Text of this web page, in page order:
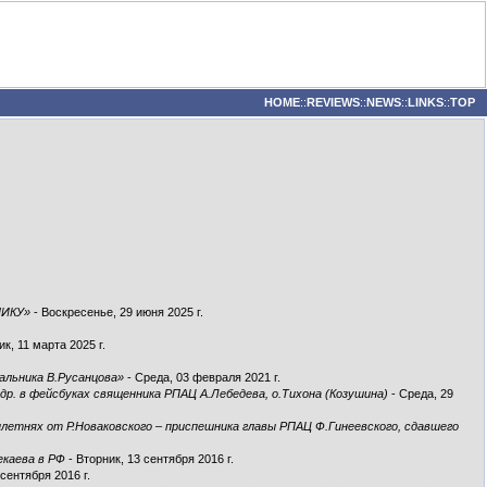
HOME::REVIEWS::NEWS::LINKS::TOP
- Воскресенье, 29 июня 2025 г.
11 марта 2025 г.
В.Русанцова» - Среда, 03 февраля 2021 г.
в фейсбуках священника РПАЦ А.Лебедева, о.Тихона (Козушина) - Среда, 29
от Р.Новаковского – приспешника главы РПАЦ Ф.Гинеевского, сдавшего
в РФ - Вторник, 13 сентября 2016 г.
2016 г.